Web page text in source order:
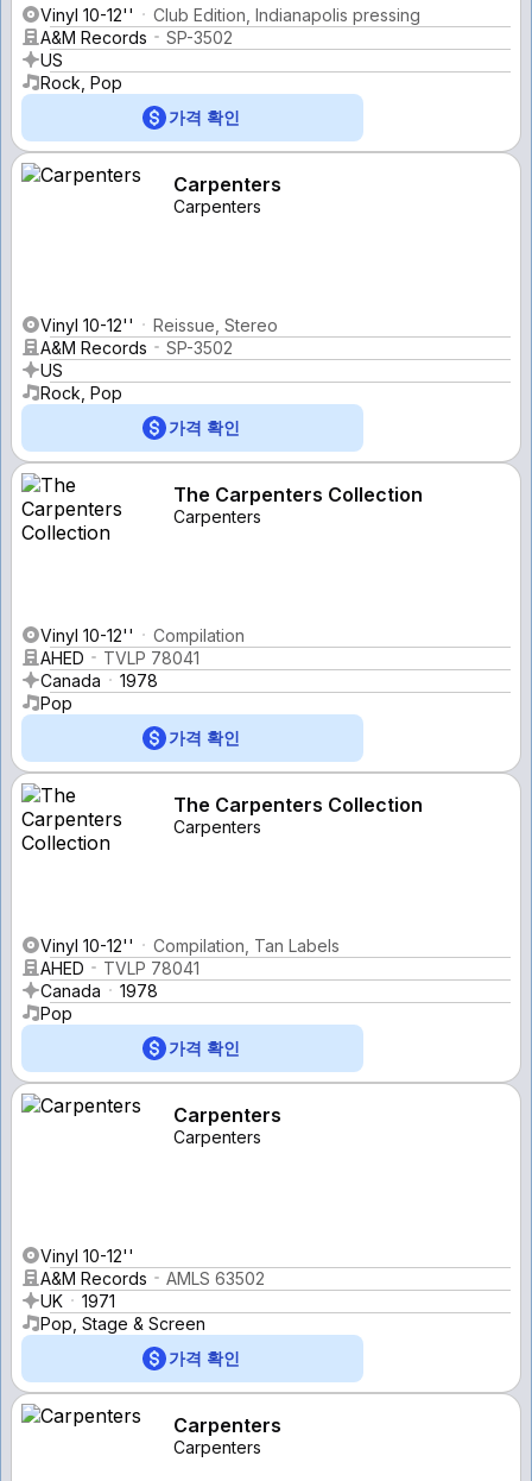
Vinyl 10-12''
Club Edition, Indianapolis pressing
A&M Records
SP-3502
US
Rock, Pop
가격 확인
Carpenters
Carpenters
Vinyl 10-12''
Reissue, Stereo
A&M Records
SP-3502
US
Rock, Pop
가격 확인
The Carpenters Collection
Carpenters
Vinyl 10-12''
Compilation
AHED
TVLP 78041
Canada
1978
Pop
가격 확인
The Carpenters Collection
Carpenters
Vinyl 10-12''
Compilation, Tan Labels
AHED
TVLP 78041
Canada
1978
Pop
가격 확인
Carpenters
Carpenters
Vinyl 10-12''
A&M Records
AMLS 63502
UK
1971
Pop, Stage & Screen
가격 확인
Carpenters
Carpenters